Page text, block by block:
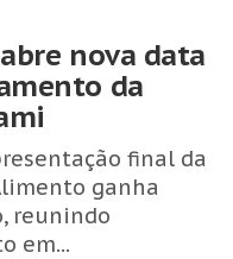
nova data
da
final da
ganha
reunindo
em...